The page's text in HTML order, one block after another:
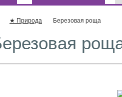
★ Природа Березовая роща